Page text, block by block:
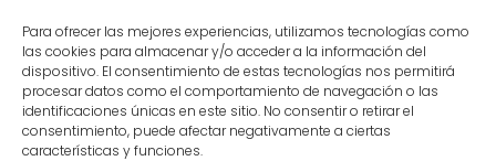
Para ofrecer las mejores experiencias, utilizamos tecnologías como
las cookies para almacenar y/o acceder a la información del
dispositivo. El consentimiento de estas tecnologías nos permitirá
procesar datos como el comportamiento de navegación o las
identificaciones únicas en este sitio. No consentir o retirar el
consentimiento, puede afectar negativamente a ciertas
características y funciones.
CUIDADOS ESPECIALIZADOS
Cuidadoras de personas con Alzheimer
Cuidadoras de personas con Parkinson
Cuidadoras de personas con ELA
Cuidados especializados para personas que